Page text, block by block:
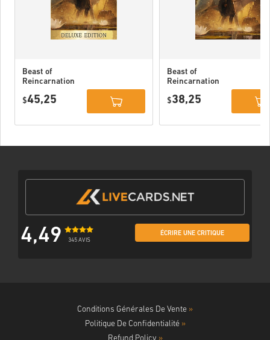
Beast of
Reincarnation
PC (STEAM)
$45,25
Beast of
Reincarnation
$38,25
4,49 345 AVIS
ÉCRIRE UNE CRITIQUE
Conditions Générales De Vente »
Politique De Confidentialité »